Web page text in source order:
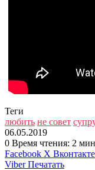
Теги
любить не совет
06.05.2019
0 Время чтения: 2
Facebook X Вконтакте
Viber Печатать